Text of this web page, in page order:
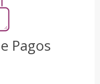
Pagos